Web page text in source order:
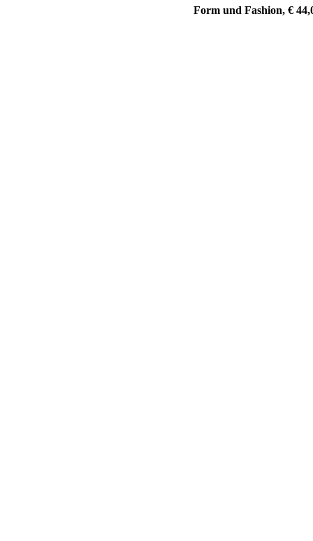
Form und Fashion, €